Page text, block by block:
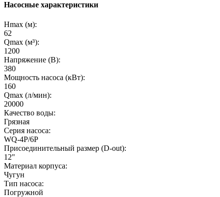
Насосные характеристики
Hmax (м):
62
Qmax (м³):
1200
Напряжение (В):
380
Мощность насоса (кВт):
160
Qmax (л/мин):
20000
Качество воды:
Грязная
Серия насоса:
WQ-4P/6P
Присоединительный размер (D-out):
12"
Материал корпуса:
Чугун
Тип насоса:
Погружной